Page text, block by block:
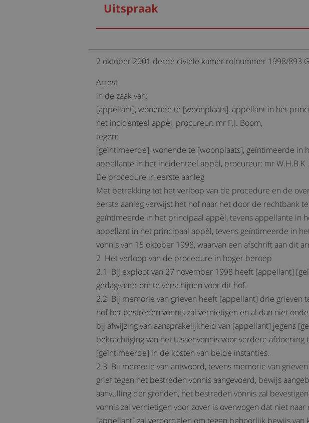
Uitspraak
2 oktober 2001 derde civiele kamer rolnummer 1998/893
Arrest
in de zaak van:
[appellant], wonende te [woonplaats], appellant in het
het incidenteel appèl, procureur: mr F.J. Boom,
tegen:
[geïntimeerde], wonende te [woonplaats], geïntimeerde in
appellante in het incidenteel appèl, procureur: mr
De procedure in eerste aanleg
Met betrekking tot het verloop van de procedure en de
eerste aanleg verwijst het hof naar het door de rechtbank
geïntimeerde in het principaal appèl, tevens appellante in
appellant in het principaal appèl, tevens geïntimeerde in
vonnis van 15 oktober 1998, waarvan een afschrift aan dit
2 Het verloop van de procedure in hoger beroep
2.1 Bij exploot van 27 november 1998 heeft [appellant]
gedagvaard om te verschijnen voor dit hof.
2.2 Bij memorie van grieven heeft [appellant] drie grieven
hof het bestreden vonnis zal vernietigen en al dan niet
bij afwijzing van aansprakelijkheid van [appellant] jegens
bekrachtiging van het tussenvonnis voor verdere
[geïntimeerde] in de kosten van beide instanties.
2.3 Bij memorie van antwoord, tevens memorie van
grief tegen het bestreden vonnis aangevoerd, bewijs
aanvulling der gronden, het bestreden vonnis zal
vonnis zal vernietigen voor zover is overwogen dat niet
[appellant] zal veroordelen om tegen behoorlijk bewijs